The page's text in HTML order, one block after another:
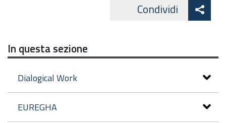
Condividi
In questa sezione
Dialogical Work
EUREGHA